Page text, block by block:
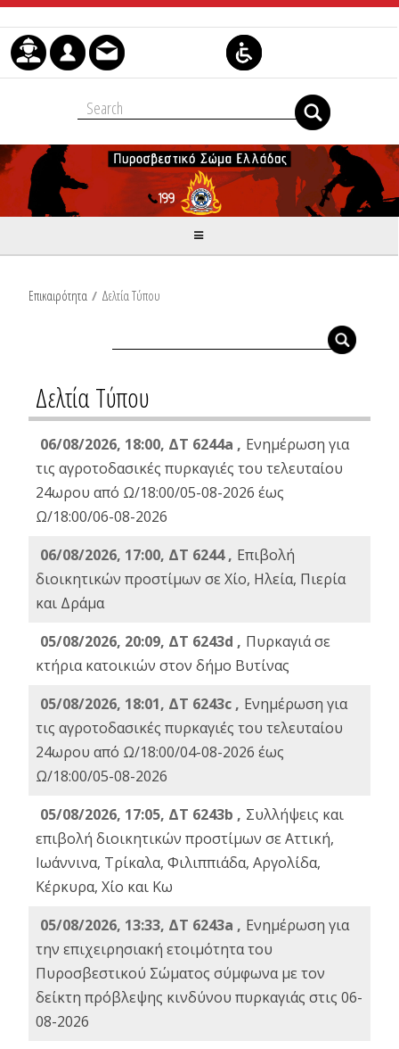
Μετάβαση στο περιεχόμενο
Επικαιρότητα / Δελτία Τύπου
Δελτία Τύπου
06/08/2026, 18:00, ΔΤ 6244a , Ενημέρωση για
τις αγροτοδασικές πυρκαγιές του τελευταίου
24ωρου από Ω/18:00/05-08-2026 έως
Ω/18:00/06-08-2026
06/08/2026, 17:00, ΔΤ 6244 , Επιβολή
διοικητικών προστίμων σε Χίο, Ηλεία, Πιερία
και Δράμα
05/08/2026, 20:09, ΔΤ 6243d , Πυρκαγιά σε
κτήρια κατοικιών στον δήμο Βυτίνας
05/08/2026, 18:01, ΔΤ 6243c , Ενημέρωση για
τις αγροτοδασικές πυρκαγιές του τελευταίου
24ωρου από Ω/18:00/04-08-2026 έως
Ω/18:00/05-08-2026
05/08/2026, 17:05, ΔΤ 6243b , Συλλήψεις και
επιβολή διοικητικών προστίμων σε Αττική,
Ιωάννινα, Τρίκαλα, Φιλιππιάδα, Αργολίδα,
Κέρκυρα, Χίο και Κω
05/08/2026, 13:33, ΔΤ 6243a , Ενημέρωση για
την επιχειρησιακή ετοιμότητα του
Πυροσβεστικού Σώματος σύμφωνα με τον
δείκτη πρόβλεψης κινδύνου πυρκαγιάς στις 06-
08-2026